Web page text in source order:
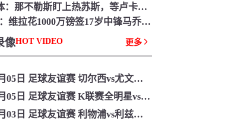
罗体：那不勒斯盯上热苏斯，等卢卡库归队后再买人
TA：维拉花1000万镑签17岁中锋马乔，方针便是让他进入一线队
像HOT VIDEO 更多
08月05日 足球友谊赛 切尔西vs尤文图斯 全场录像回放
08月05日 足球友谊赛 K联赛全明星vs曼城 全场录像回放
08月03日 足球友谊赛 利物浦vs利兹联 全场录像回放